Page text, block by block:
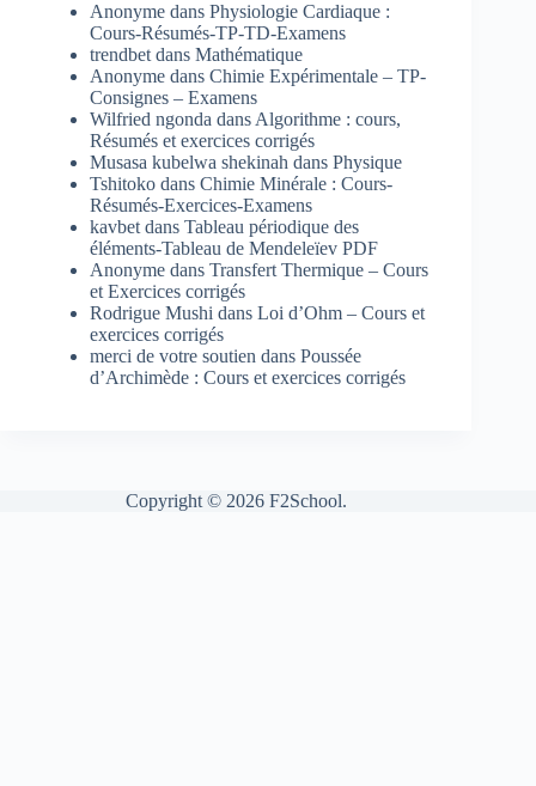
Anonyme dans Physiologie Cardiaque :
Cours-Résumés-TP-TD-Examens
trendbet dans Mathématique
Anonyme dans Chimie Expérimentale – TP-
Consignes – Examens
Wilfried ngonda dans Algorithme : cours,
Résumés et exercices corrigés
Musasa kubelwa shekinah dans Physique
Tshitoko dans Chimie Minérale : Cours-
Résumés-Exercices-Examens
kavbet dans Tableau périodique des
éléments-Tableau de Mendeleïev PDF
Anonyme dans Transfert Thermique – Cours
et Exercices corrigés
Rodrigue Mushi dans Loi d’Ohm – Cours et
exercices corrigés
merci de votre soutien dans Poussée
d’Archimède : Cours et exercices corrigés
Copyright © 2026 F2School.